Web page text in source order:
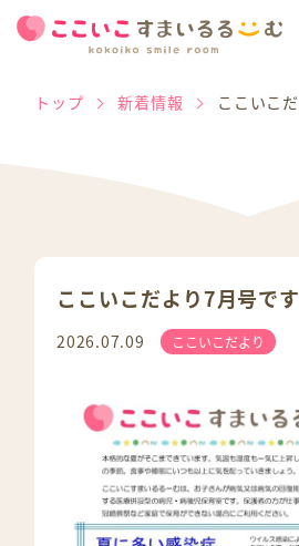
トップ 新着情報 ここいこ
ここいこだより7月号です
2026.07.09 ここいこだより